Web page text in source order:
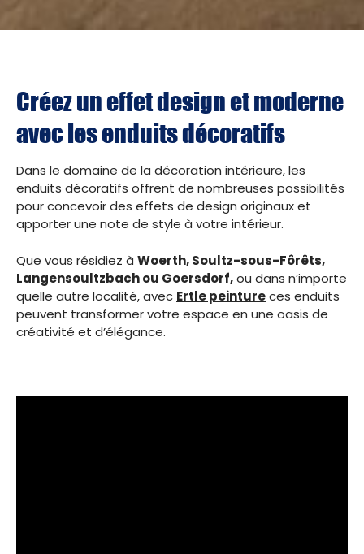
Créez un effet design et moderne
avec les enduits décoratifs
Dans le domaine de la décoration intérieure, les
enduits décoratifs offrent de nombreuses possibilités
pour concevoir des effets de design originaux et
apporter une note de style à votre intérieur.
Que vous résidiez à Woerth, Soultz-sous-Fôrêts,
Langensoultzbach ou Goersdorf,ou dans n’importe
quelle autre localité, avec Ertle peintureces enduits
peuvent transformer votre espace en une oasis de
créativité et d’élégance.